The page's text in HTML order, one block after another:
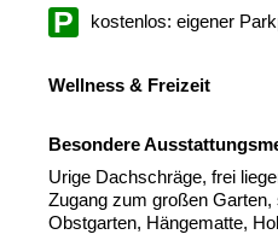
kostenlos: eigener
Wellness & Freizeit
Besondere
Urige Dachschräge, frei
Zugang zum großen Garten,
Obstgarten, Hängematte,